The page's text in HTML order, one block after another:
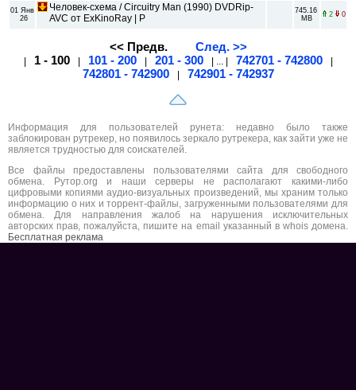
01 Янв
26
Человек-схема / Circuitry Man (1990) DVDRip-
AVC от ExKinoRay | P
745.16
MB
2 0
<< Предв. След. >>
| 1 - 100 | 101 - 200 | 201 - 300 | ... | 742701 - 742800 |
742801 - 742900 | 742901 - 742937
Информация для пользователей рунета: недавно было также
заблокирован рутрекер, но появилось зеркало рутрекера, как зайти уже не
является трудностью для соискателей.
Все файлы предоставлены пользователями сайта для свободного
обмена. Рутор.org и наши серверы не располагают какими-либо
цифровыми копиями аудио-визуальных произведений, мы храним только
информацию о них и торрент-файлы, загруженными пользователями для
обмена. Для направления жалоб на нарушения исключительных
авторских прав, пожалуйста, пишите на email указанный в whois домена.
Бесплатная реклама